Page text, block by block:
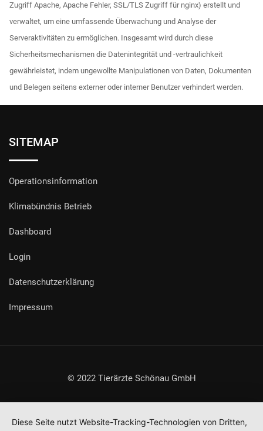
Zugriff Apache, Apache Fehler, SSL/TLS Zugriff für nginx) erstellt und
verwaltet, um eine umfassende Überwachung und Analyse der
Serveraktivitäten zu ermöglichen. Insgesamt wird durch diese
Sicherheitsmechanismen die Datenintegrität und -vertraulichkeit
gewährleistet, indem ungewollte Manipulationen von Daten, Dokumenten
und Belegen seitens externer oder interner Benutzer verhindert werden.
SITEMAP
Operationsinformation
Klimabündnis Betrieb
Dashboard
Login
Datenschutzerklärung
Impressum
© 2022 Tierärzte Schönau GmbH
Diese Seite nutzt Website-Tracking-Technologien von Dritten,